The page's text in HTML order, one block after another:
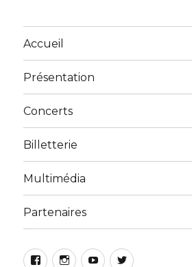
Accueil
Présentation
Concerts
Billetterie
Multimédia
Partenaires